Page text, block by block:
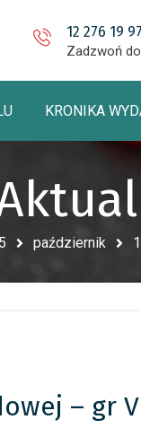
12 276 19 97
Zadzwoń
KRONIKA
październik
– gr